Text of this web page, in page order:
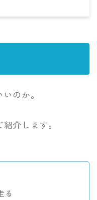
のか。
介します。
る